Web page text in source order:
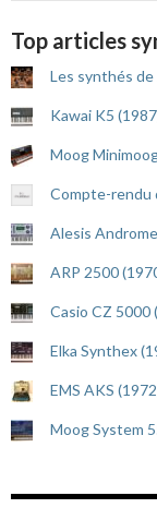
Top articles
Les synthés de
Kawai K5
Moog
Compte-rendu
Alesis
ARP 2500
Casio CZ 5000
Elka Synthex
EMS AKS
Moog System